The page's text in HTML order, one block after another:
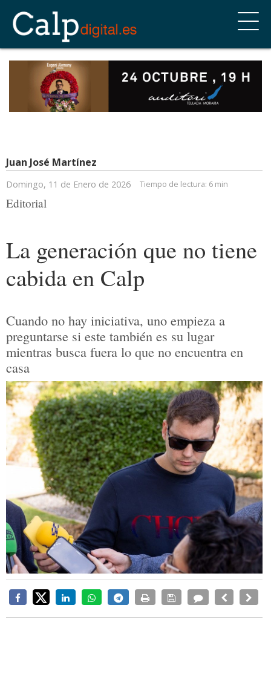
Juan José Martínez
Domingo, 11 de Enero de 2026 Tiempo de lectura: 6 min
Editorial
La generación que no tiene
cabida en Calp
Cuando no hay iniciativa, uno empieza a
preguntarse si este también es su lugar
mientras busca fuera lo que no encuentra en
casa